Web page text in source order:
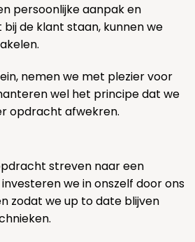
persoonlijke aanpak en
de klant staan, kunnen we
nemen we met plezier voor
wel het principe dat we
opdracht afwekren.
streven naar een
we in onszelf door ons
zodat we up to date blijven